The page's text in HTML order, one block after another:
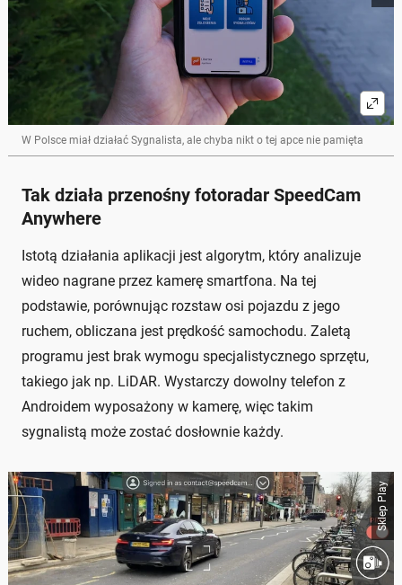
W Polsce miał działać Sygnalista, ale chyba nikt o tej apce nie pamięta
Tak działa przenośny fotoradar SpeedCam
Anywhere
Istotą działania aplikacji jest algorytm, który analizuje
wideo nagrane przez kamerę smartfona. Na tej
podstawie, porównując rozstaw osi pojazdu z jego
ruchem, obliczana jest prędkość samochodu. Zaletą
programu jest brak wymogu specjalistycznego sprzętu,
takiego jak np. LiDAR. Wystarczy dowolny telefon z
Androidem wyposażony w kamerę, więc takim
sygnalistą może zostać dosłownie każdy.
Sklep Play